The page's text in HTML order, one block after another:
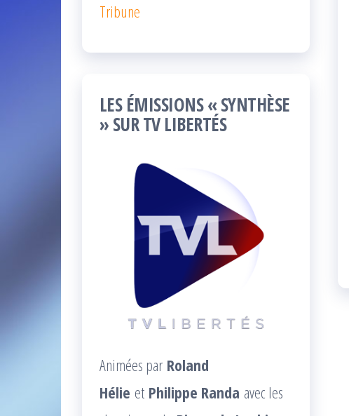
Tribune
LES ÉMISSIONS « SYNTHÈSE
» SUR TV LIBERTÉS
Animées par Roland
Hélie et Philippe Randa avec les